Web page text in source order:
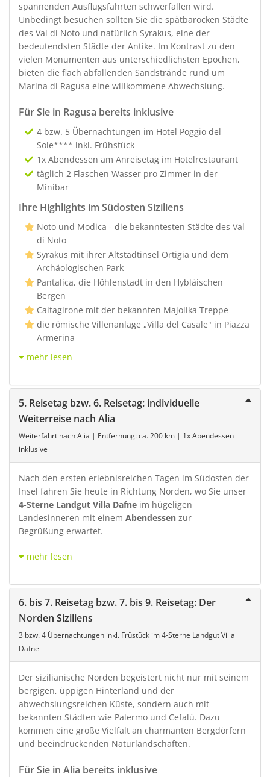
spannenden Ausflugsfahrten schwerfallen wird.
Unbedingt besuchen sollten Sie die spätbarocken Städte
des Val di Noto und natürlich Syrakus, eine der
bedeutendsten Städte der Antike. Im Kontrast zu den
vielen Monumenten aus unterschiedlichsten Epochen,
bieten die flach abfallenden Sandstrände rund um
Marina di Ragusa eine willkommene Abwechslung.
Für Sie in Ragusa bereits inklusive
4 bzw. 5 Übernachtungen im Hotel Poggio del
Sole**** inkl. Frühstück
1x Abendessen am Anreisetag im Hotelrestaurant
täglich 2 Flaschen Wasser pro Zimmer in der
Minibar
Ihre Highlights im Südosten Siziliens
Noto und Modica - die bekanntesten Städte des Val
di Noto
Syrakus mit ihrer Altstadtinsel Ortigia und dem
Archäologischen Park
Pantalica, die Höhlenstadt in den Hybläischen
Bergen
Caltagirone mit der bekannten Majolika Treppe
die römische Villenanlage „Villa del Casale" in Piazza
Armerina
mehr lesen
5. Reisetag bzw. 6. Reisetag: individuelle
Weiterreise nach Alia
Weiterfahrt nach Alia | Entfernung: ca. 200 km | 1x Abendessen
inklusive
Nach den ersten erlebnisreichen Tagen im Südosten der
Insel fahren Sie heute in Richtung Norden, wo Sie unser
4-Sterne Landgut Villa Dafne im hügeligen
Landesinneren mit einem Abendessen zur
Begrüßung erwartet.
mehr lesen
6. bis 7. Reisetag bzw. 7. bis 9. Reisetag: Der
Norden Siziliens
3 bzw. 4 Übernachtungen inkl. Früstück im 4-Sterne Landgut Villa
Dafne
Der sizilianische Norden begeistert nicht nur mit seinem
bergigen, üppigen Hinterland und der
abwechslungsreichen Küste, sondern auch mit
bekannten Städten wie Palermo und Cefalù. Dazu
kommen eine große Vielfalt an charmanten Bergdörfern
und beeindruckenden Naturlandschaften.
Für Sie in Alia bereits inklusive